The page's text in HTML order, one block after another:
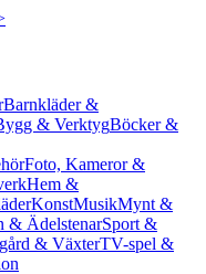
Barnkläder &
& VerktygBöcker &
Foto, Kameror &
Hem &
KonstMusikMynt &
& ÄdelstenarSport &
& VäxterTV-spel &